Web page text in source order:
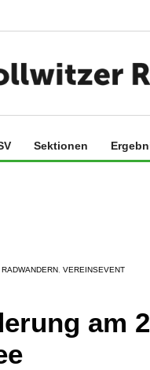
Sektionen
RADWANDERN VEREINSEVENT
am